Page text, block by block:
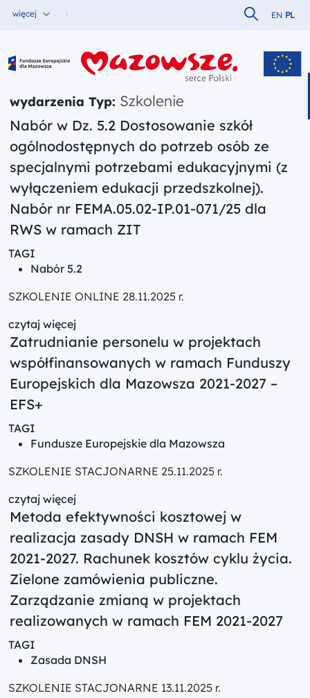
więcej Szukaj w
EN PL
Fundusze Europejskie dla Mazowsza
wydarzenia Typ: Szkolenie
Nabór w Dz. 5.2 Dostosowanie szkół
ogólnodostępnych do potrzeb osób ze
specjalnymi potrzebami edukacyjnymi (z
wyłączeniem edukacji przedszkolnej).
Nabór nr FEMA.05.02-IP.01-071/25 dla
RWS w ramach ZIT
TAGI
Nabór 5.2
SZKOLENIE ONLINE 28.11.2025 r.
czytaj więcej
Zatrudnianie personelu w projektach
współfinansowanych w ramach Funduszy
Europejskich dla Mazowsza 2021-2027 –
EFS+
TAGI
Fundusze Europejskie dla Mazowsza
SZKOLENIE STACJONARNE 25.11.2025 r.
czytaj więcej
Metoda efektywności kosztowej w
realizacja zasady DNSH w ramach FEM
2021-2027. Rachunek kosztów cyklu życia.
Zielone zamówienia publiczne.
Zarządzanie zmianą w projektach
realizowanych w ramach FEM 2021-2027
TAGI
Zasada DNSH
SZKOLENIE STACJONARNE 13.11.2025 r.